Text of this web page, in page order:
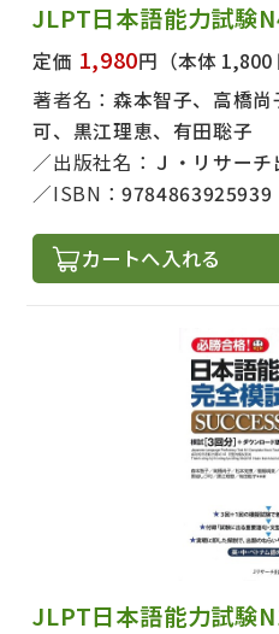
JLPT日本語能力試験
定価 1,980円 （本体 1,800
著者名： 森本智子、高橋
可、黒江理恵、有田聡子
出版社名： Ｊ・リサーチ
ISBN：9784863925939
カートへ入れる
JLPT日本語能力試験